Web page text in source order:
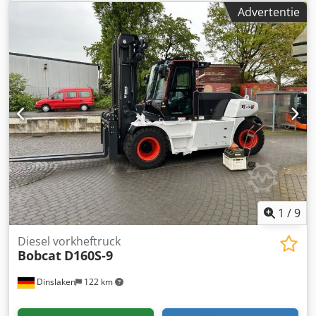
(L x B x H): 381 x 98 x 230 cm CE-markering: ja Algemene
staat: zeer goed Technische staat: zeer goed Optische
staat: zeer goed = Verdere opties en toebehoren = -
Hameren-/sorteerfunctie - Rotatiefunctie = Opmerkingen =
Algemeen Land van productie: Tsjechië Staat CE-type: CE 2
extra hydraulische functies voor sloop-/sorteergrijper,
cilinderbeschermingsset, uitschuifbaar onderstel
Advertentie
1 /9
Dinslaken 122 km
Diesel vorkheftruck
Bobcat D160S-9